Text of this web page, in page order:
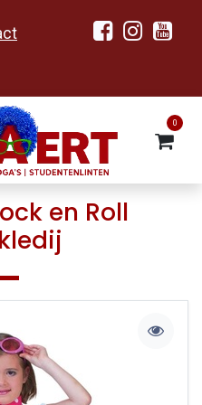
0
en Roll